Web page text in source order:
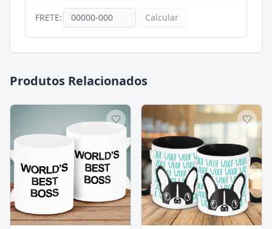
FRETE: Calcular
Produtos Relacionados